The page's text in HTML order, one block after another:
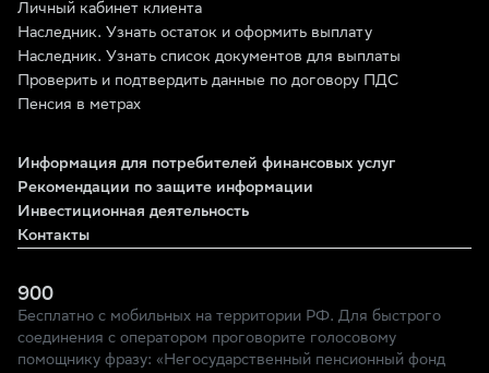
Личный кабинет клиента
Наследник. Узнать остаток и оформить выплату
Наследник. Узнать список документов для выплаты
Проверить и подтвердить данные по договору ПДС
Пенсия в метрах
Информация для потребителей финансовых услуг
Рекомендации по защите информации
Инвестиционная деятельность
Контакты
900
Бесплатно с мобильных на территории РФ. Для быстрого
соединения с оператором проговорите голосовому
помощнику фразу: «Негосударственный пенсионный фонд